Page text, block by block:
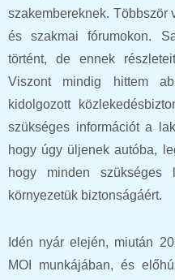
szakembereknek. Többször
és szakmai fórumokon.
történt, de ennek
Viszont mindig hittem
kidolgozott
szükséges információt a
hogy úgy üljenek autóba,
hogy minden
környezetük biztonságáért.
Idén nyár elején, miután
MOI munkájában, és